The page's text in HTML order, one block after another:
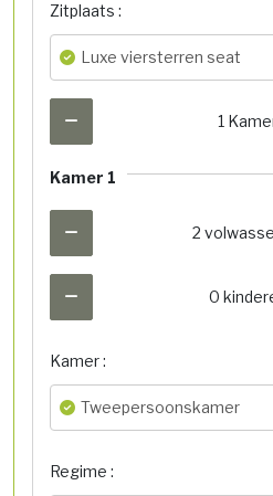
Zitplaats :
Luxe viersterren seat
1
Kamer 1
2
0
Kamer :
Tweepersoonskamer
Regime :